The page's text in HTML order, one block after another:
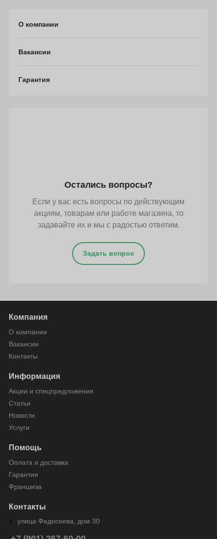
О компании
Вакансии
Гарантия
Остались вопросы?
Если у вас есть вопросы по действующим
акциям, товарам или работе магазина, то
задавайте их и мы с радостью ответим.
Задать вопрос
Компания
О компании
Вакансии
Контакты
Информация
Акции и спецпредложения
Статьи
Новости
Услуги
Помощь
Оплата и доставка
Гарантия
Франшиза
Контакты
улица Федосеева, дом 30